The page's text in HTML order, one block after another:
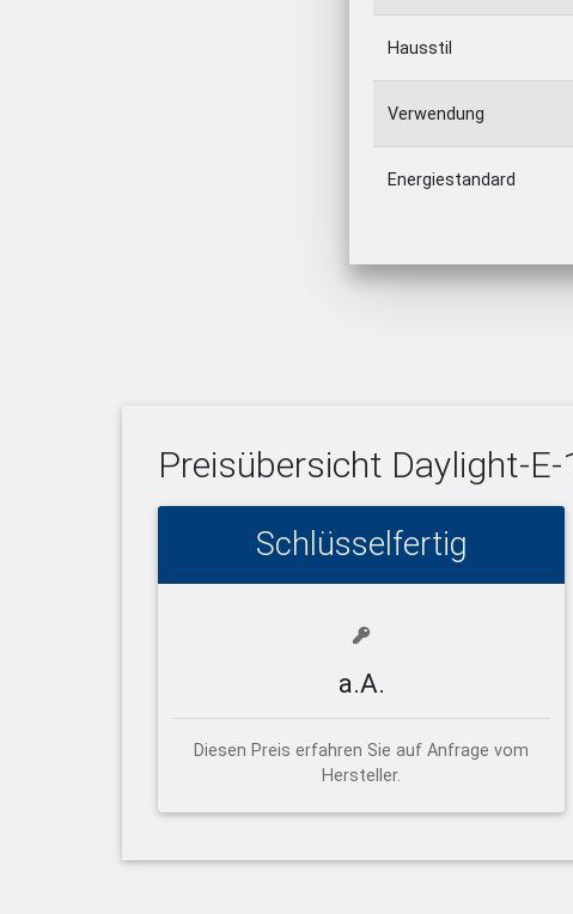
Hausstil
Verwendung
Energiestandard
Preisübersicht Daylight-E-
Schlüsselfertig
a.A.
Diesen Preis erfahren Sie auf Anfrage vom
Hersteller.